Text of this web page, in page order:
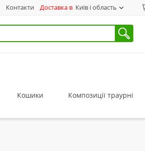
Контакти Доставка в Київ і область
Кошики Композиції траурні